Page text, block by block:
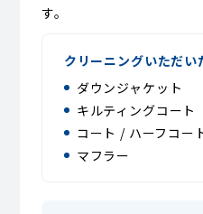
す。
クリーニングいただい
ダウンジャケット
キルティングコート
コート / ハーフコー
マフラー